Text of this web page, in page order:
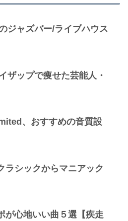
ジャズバー/ライブハウス
ザップで痩せた芸能人・
、おすすめの音質設
ラシックからマニアック
が心地いい曲５選【疾走